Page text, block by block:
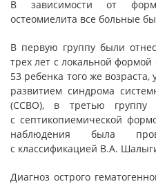
В зависимости от
остеомиелита все больные
В первую группу были
трех лет с локальной
53 ребенка того же
развитием синдрома
(ССВО), в третью
с септикопиемической
наблюдения была
с классификацией В.А.
Диагноз острого